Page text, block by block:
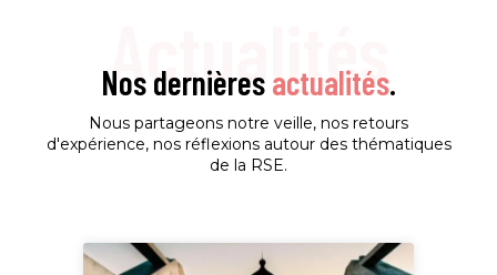
Actualités
Nos dernièresactualités.
Nous partageons notre veille, nos retours
d'expérience, nos réflexions autour des thématiques
de la RSE.